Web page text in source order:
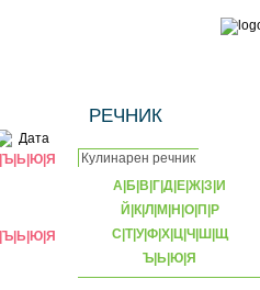
Дата
Ъ Ь Ю Я
Ъ Ь Ю Я
РЕЧНИК
А Б В Г Д Е Ж З И
Й К| Л М Н О| П Р
С Т|У|Ф| Х| Ц| Ч Ш Щ
Ъ Ь Ю Я